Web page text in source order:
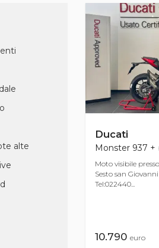
alte
Ducati
Monster 937 +
Moto visibile
Sesto san
Tel:022440...
10.790 euro